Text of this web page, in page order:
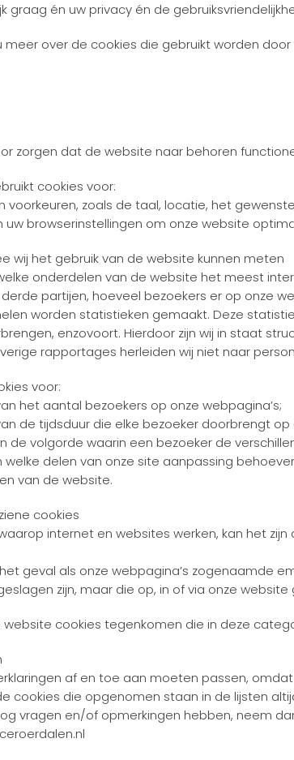
graag én uw privacy én de
meer over de cookies die gebruikt worden
zorgen dat de website naar behoren
cookies voor:
voorkeuren, zoals de taal, locatie, het
uw browserinstellingen om onze website
wij het gebruik van de website kunnen meten
onderdelen van de website het meest
partijen, hoeveel bezoekers er op onze
worden statistieken gemaakt. Deze
enzovoort. Hierdoor zijn wij in staat
rapportages herleiden wij niet naar
voor:
het aantal bezoekers op onze webpagina’s;
de tijdsduur die elke bezoeker doorbrengt op
de volgorde waarin een bezoeker de
welke delen van onze site aanpassing
van de website.
cookies
internet en websites werken, kan het
geval als onze webpagina’s zogenaamde
zijn, maar die op, in of via onze
website cookies tegenkomen die in deze
af en toe aan moeten passen,
cookies die opgenomen staan in de lijsten
vragen en/of opmerkingen hebben, neem